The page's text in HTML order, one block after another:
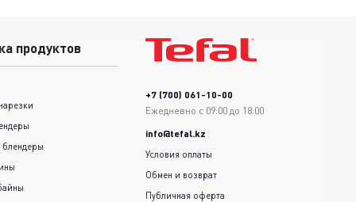
продуктов
блендеры
+7 (700) 061-10-00
Ежедневно с 09:00 до 18:00
info@tefal.kz
Условия оплаты
Обмен и возврат
Публичная оферта